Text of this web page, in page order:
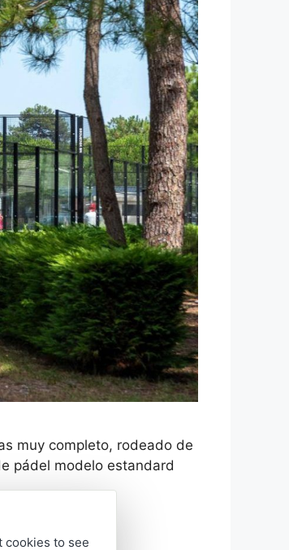
muy completo, rodeado de
pádel modelo estandard
cookies to see